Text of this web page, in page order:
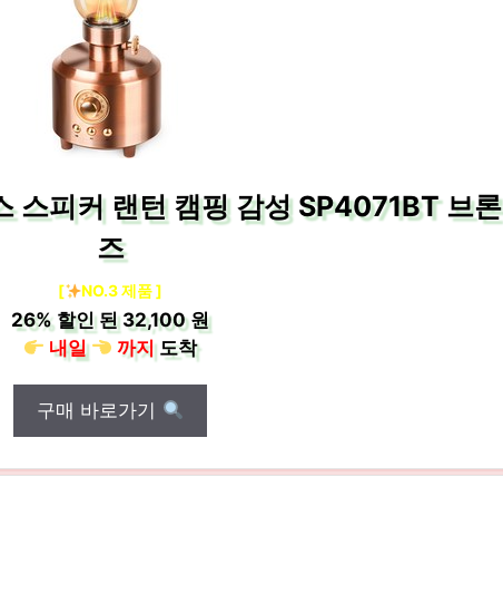
스피커 랜턴 캠핑 감성 SP4071BT 브론
즈
[ NO.3 제품 ]
26%할인 된32,100 원
내일
까지도착
구매 바로가기